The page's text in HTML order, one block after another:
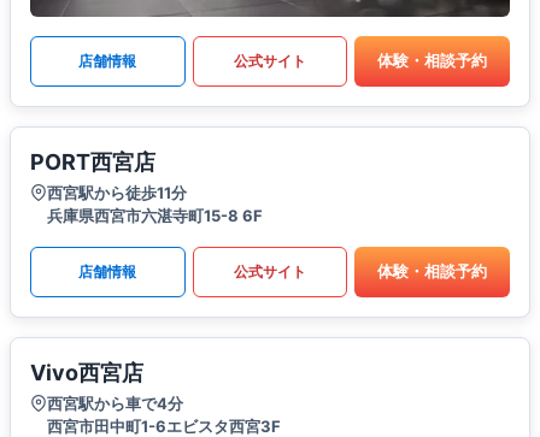
店舗情報 公式サイト 体験・相談予約
PORT西宮店
西宮駅から徒歩11分
兵庫県西宮市六湛寺町15-8 6F
店舗情報 公式サイト 体験・相談予約
Vivo西宮店
西宮駅から車で4分
西宮市田中町1-6エビスタ西宮3F